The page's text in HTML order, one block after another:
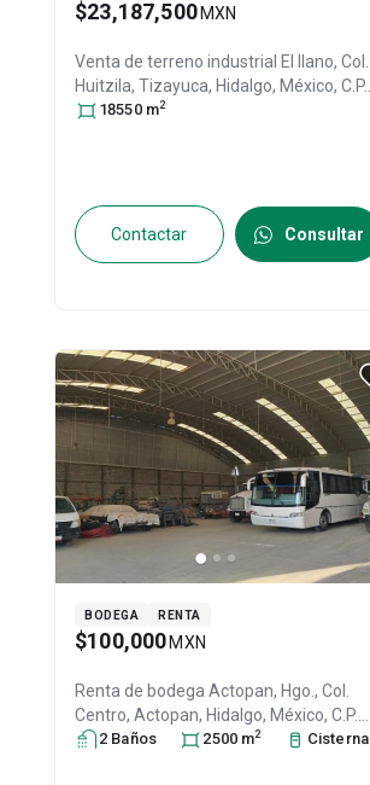
$23,187,500 MXN
Venta de terreno industrial El llano, Col.
Huitzila, Tizayuca, Hidalgo, México, C.P.
43820, ID:29894722
18550 m2
Contactar Consultar
BODEGA RENTA
$100,000 MXN
Renta de bodega Actopan, Hgo., Col.
Centro, Actopan, Hidalgo, México, C.P.
42500, ID:31370096
2 Baños 2500 m2 Cisterna